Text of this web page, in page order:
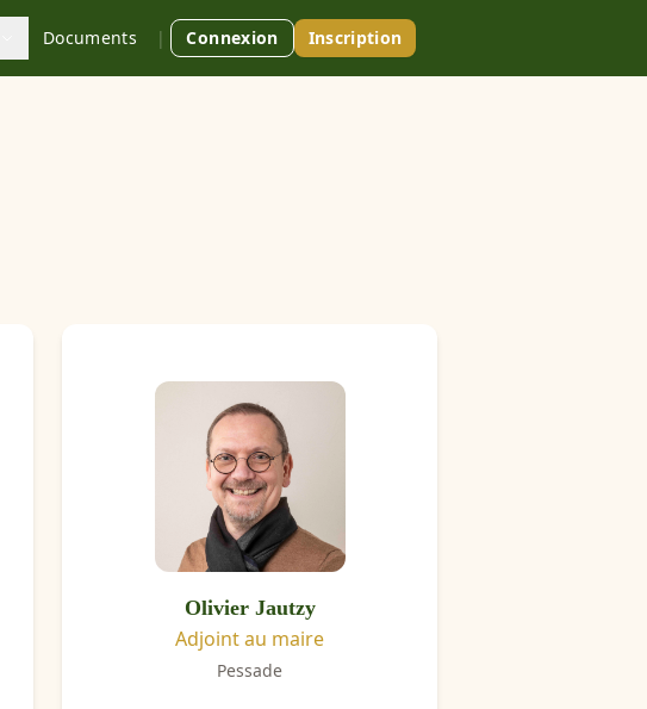
Documents | Connexion Inscription
Olivier Jautzy
Adjoint au maire
Pessade